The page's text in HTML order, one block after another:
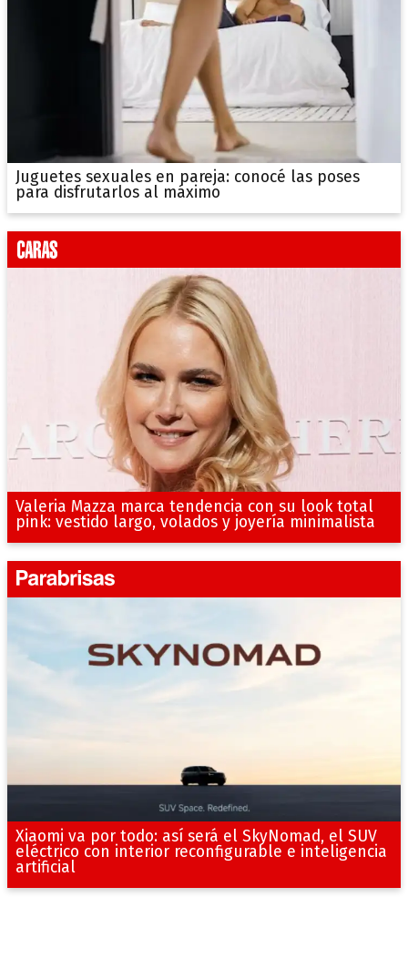
Juguetes sexuales en pareja: conocé las poses
para disfrutarlos al máximo
Valeria Mazza marca tendencia con su look total
pink: vestido largo, volados y joyería minimalista
Xiaomi va por todo: así será el SkyNomad, el SUV
eléctrico con interior reconfigurable e inteligencia
artificial